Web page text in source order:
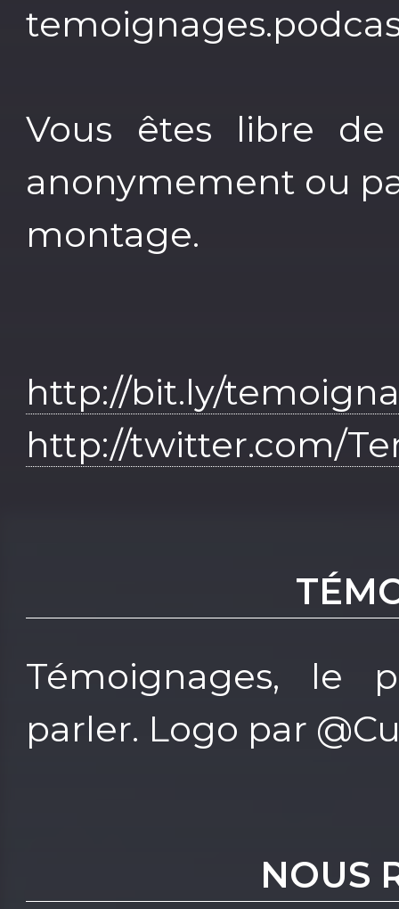
Vous êtes libre
anonymement ou
montage.
http://bit.ly/
http://twitter.com/
Témoignages, le
parler. Logo par
NOUS